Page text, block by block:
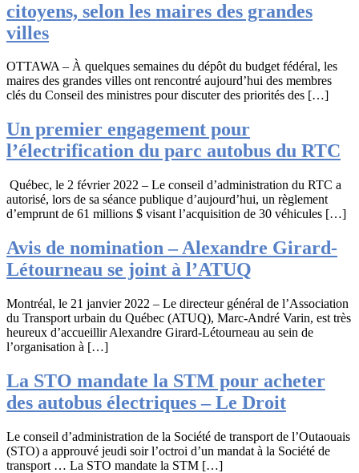
citoyens, selon les maires des grandes
villes
OTTAWA – À quelques semaines du dépôt du budget fédéral, les
maires des grandes villes ont rencontré aujourd’hui des membres
clés du Conseil des ministres pour discuter des priorités des […]
Un premier engagement pour
l’électrification du parc autobus du RTC
Québec, le 2 février 2022 – Le conseil d’administration du RTC a
autorisé, lors de sa séance publique d’aujourd’hui, un règlement
d’emprunt de 61 millions $ visant l’acquisition de 30 véhicules […]
Avis de nomination – Alexandre Girard-
Létourneau se joint à l’ATUQ
Montréal, le 21 janvier 2022 – Le directeur général de l’Association
du Transport urbain du Québec (ATUQ), Marc-André Varin, est très
heureux d’accueillir Alexandre Girard-Létourneau au sein de
l’organisation à […]
La STO mandate la STM pour acheter
des autobus électriques – Le Droit
Le conseil d’administration de la Société de transport de l’Outaouais
(STO) a approuvé jeudi soir l’octroi d’un mandat à la Société de
transport … La STO mandate la STM […]